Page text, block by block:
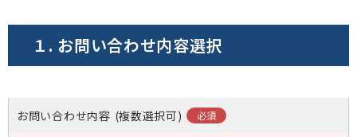
１. お問い合わせ内容選択
お問い合わせ内容 (複数選択可)